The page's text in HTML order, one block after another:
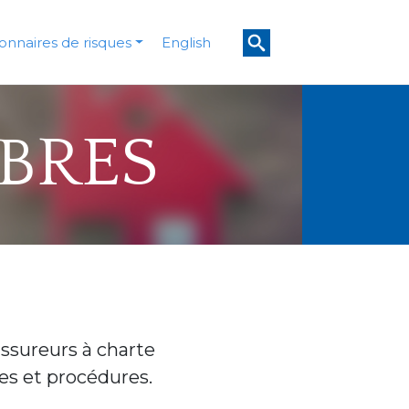
de risques English
à charte
et procédures.